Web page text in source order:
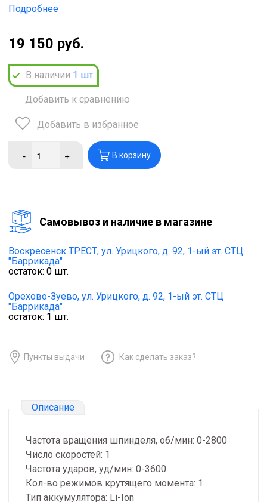
Подробнее
19 150 руб.
В наличии 1 шт.
Добавить к сравнению
Добавить в избранное
- + В корзину
Cамовывоз и наличие в магазине
Воскресенск ТРЕСТ, ул. Урицкого, д. 92, 1-ый эт. СТЦ
"Баррикада"
остаток: 0 шт.
Орехово-Зуево, ул. Урицкого, д. 92, 1-ый эт. СТЦ
"Баррикада"
остаток: 1 шт.
Пункты выдачи Как сделать заказ?
Описание
Частота вращения шпинделя, об/мин: 0-2800
Число скоростей: 1
Частота ударов, уд/мин: 0-3600
Кол-во режимов крутящего момента: 1
Тип аккумулятора: Li-Ion